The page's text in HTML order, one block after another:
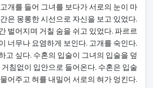
개를 들어 그녀를 보다가 서로의 눈이 마
은 몽롱한 시선으로 자신을 보고 있었다.
벌어지며 거칠 숨을 쉬고 있었다. 파르르
너무나 요염하게 보인다. 고개를 숙인다.
고 싶다. 수혼의 입술이 그녀의 입술을 덮
침없이 입안으로 들어온다. 수혼은 입술
어주고 혀를 내밀어 서로의 혀가 엉킨다.